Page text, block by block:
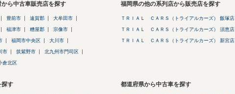
ら中古車販売店を探す
豊前市 遠賀郡 大牟田市
福津市 糟屋郡 宗像市
福岡市中央区 大川市
市 筑紫野市 北九州市門司区
倉北区
福岡県の他の系列店から販売店を探す
ＴＲＩＡＬ ＣＡＲＳ（トライアルカーズ） 飯塚店
ＴＲＩＡＬ ＣＡＲＳ（トライアルカーズ） 須恵店
ＴＲＩＡＬ ＣＡＲＳ（トライアルカーズ） 新宮店
探す 都道府県から中古車を探す